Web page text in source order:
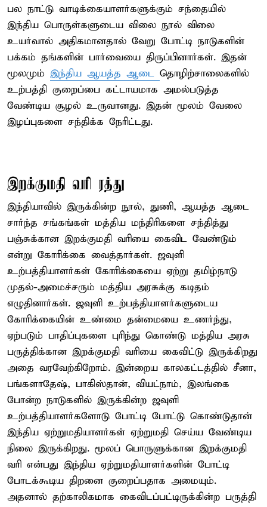
பல நாட்டு வாடிக்கையாளர்களுக்கும் சந்தையில்
இந்திய பொருள்களுடைய விலை நூல் விலை
உயர்வால் அதிகமானதால் வேறு போட்டி நாடுகளின்
பக்கம் தங்களின் பார்வையை திருப்பினார்கள். இதன்
மூலமும் இந்திய ஆயத்த ஆடை தொழிற்சாலைகளில்
உற்பத்தி குறைப்பை கட்டாயமாக அமல்படுத்த
வேண்டிய சூழல் உருவானது. இதன் மூலம் வேலை
இழப்புகளை சந்திக்க நேரிட்டது.
இறக்குமதி வரி ரத்து
இந்தியாவில் இருக்கின்ற நூல், துணி, ஆயத்த ஆடை
சார்ந்த சங்கங்கள் மத்திய மந்திரிகளை சந்தித்து
பஞ்சுக்கான இறக்குமதி வரியை கைவிட வேண்டும்
என்று கோரிக்கை வைத்தார்கள். ஜவுளி
உற்பத்தியாளர்கள் கோரிக்கையை ஏற்று தமிழ்நாடு
முதல்-அமைச்சரும் மத்திய அரசுக்கு கடிதம்
எழுதினார்கள். ஜவுளி உற்பத்தியாளர்களுடைய
கோரிக்கையின் உண்மை தன்மையை உணர்ந்து,
ஏற்படும் பாதிப்புகளை புரிந்து கொண்டு மத்திய அரசு
பருத்திக்கான இறக்குமதி வரியை கைவிட்டு இருக்கிறது
அதை வரவேற்கிறோம். இன்றைய காலகட்டத்தில் சீனா,
பங்களாதேஷ், பாகிஸ்தான், வியட்நாம், இலங்கை
போன்ற நாடுகளில் இருக்கின்ற ஜவுளி
உற்பத்தியாளர்களோடு போட்டி போட்டு கொண்டுதான்
இந்திய ஏற்றுமதியாளர்கள் ஏற்றுமதி செய்ய வேண்டிய
நிலை இருக்கிறது. மூலப் பொருளுக்கான இறக்குமதி
வரி என்பது இந்திய ஏற்றுமதியாளர்களின் போட்டி
போடக்கூடிய திறனை குறைப்பதாக அமையும்.
அதனால் தற்காலிகமாக கைவிடப்பட்டிருக்கின்ற பருத்தி